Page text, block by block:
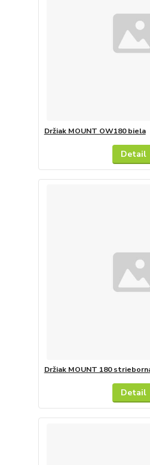
Držiak MOUNT OW180 biela
Detail
Držiak MOUNT 180
Detail